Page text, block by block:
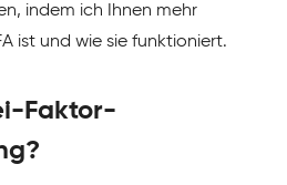
indem ich Ihnen mehr
ist und wie sie funktioniert.
Faktor-